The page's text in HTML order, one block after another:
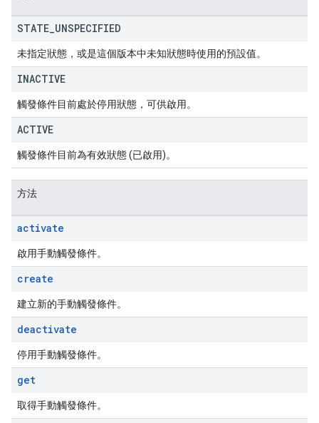
STATE UNSPECIFIED
未指定狀態，或是這個版本中未知狀態時使用的預設值。
INACTIVE
觸發條件目前處於停用狀態，可供啟用。
ACTIVE
觸發條件目前為有效狀態 (已啟用)。
方法
activate
啟用手動觸發條件。
create
建立新的手動觸發條件。
deactivate
停用手動觸發條件。
get
取得手動觸發條件。